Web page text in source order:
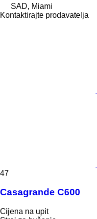
SAD, Miami
Kontaktirajte prodavatelja
47
Casagrande C600
Cijena na upit